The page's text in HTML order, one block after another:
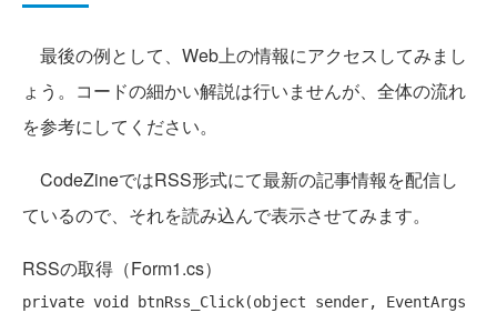
最後の例として、Web上の情報にアクセスしてみまし
ょう。コードの細かい解説は行いませんが、全体の流れ
を参考にしてください。
CodeZineではRSS形式にて最新の記事情報を配信し
ているので、それを読み込んで表示させてみます。
RSSの取得（Form1.cs）
private void btnRss_Click(object sender, EventArgs